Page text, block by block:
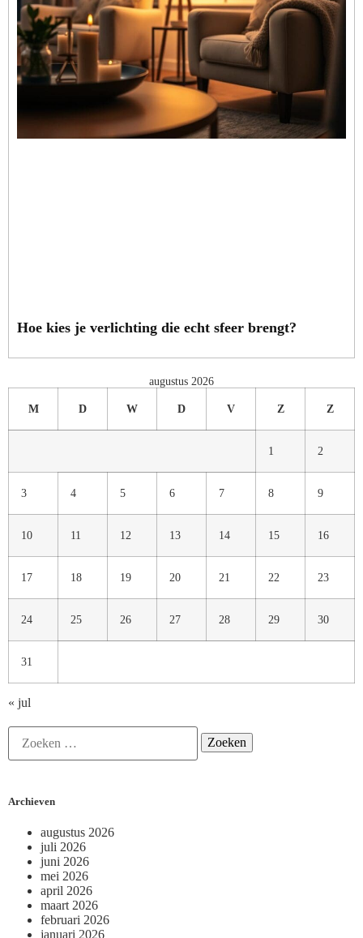
Hoe kies je verlichting die echt sfeer brengt?
augustus 2026
M D W D V Z Z
1 2
3 4 5 6 7 8 9
10 11 12 13 14 15 16
17 18 19 20 21 22 23
24 25 26 27 28 29 30
31
« jul
Archieven
augustus 2026
juli 2026
juni 2026
mei 2026
april 2026
maart 2026
februari 2026
januari 2026